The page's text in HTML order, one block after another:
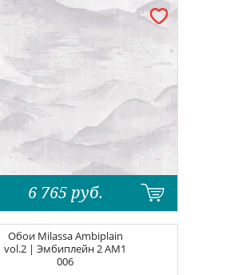
6 765 руб.
Обои Milassa Ambiplain
vol.2 | Эмбиплейн 2AM1
006